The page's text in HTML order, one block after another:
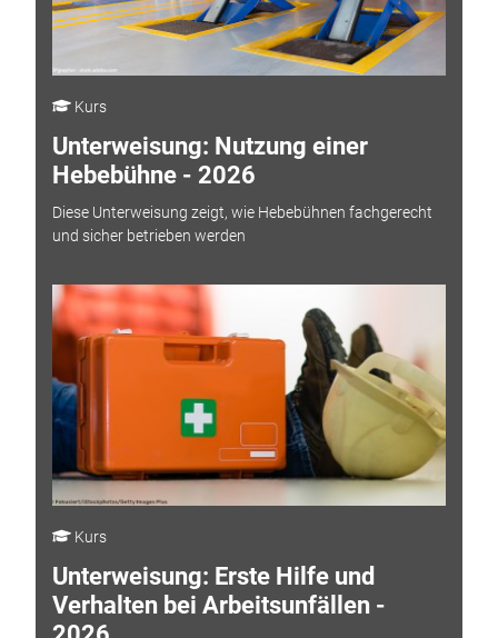
Kurs
Unterweisung: Nutzung einer
Hebebühne - 2026
Diese Unterweisung zeigt, wie Hebebühnen fachgerecht
und sicher betrieben werden
Kurs
Unterweisung: Erste Hilfe und
Verhalten bei Arbeitsunfällen -